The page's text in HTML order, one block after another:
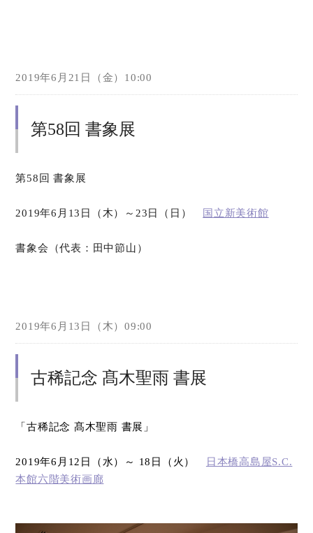
2019年6月21日（金）10:00
第58回 書象展
第58回 書象展
2019年6月13日（木）～23日（日） 国立新美術館
書象会（代表：田中節山）
2019年6月13日（木）09:00
古稀記念 髙木聖雨 書展
「古稀記念 髙木聖雨 書展」
2019年6 月 12 日（水）～ 18 日（火） 日本橋高島屋S.C.
本館六階美術画廊